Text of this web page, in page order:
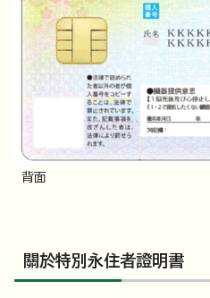
背面
關於特別永住者證明書